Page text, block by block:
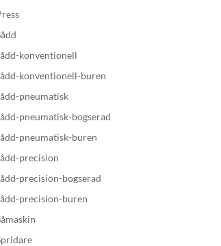
konventionell
konventionell-buren
pneumatisk
pneumatisk-bogserad
pneumatisk-buren
precision
precision-bogserad
precision-buren